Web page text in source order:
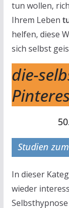
tun wollen,
Ihrem Leben
helfen, diese
sich selbst
die-
Studien
In dieser
wieder